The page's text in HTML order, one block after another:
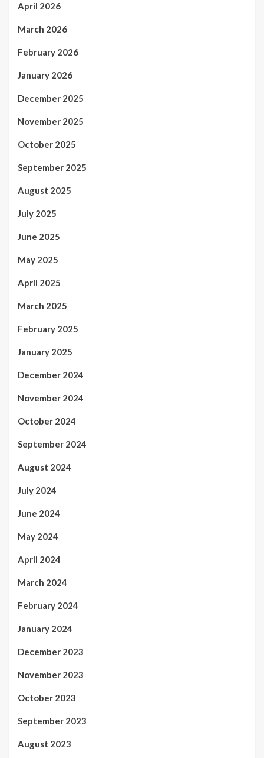
April 2026
March 2026
February 2026
January 2026
December 2025
November 2025
October 2025
September 2025
August 2025
July 2025
June 2025
May 2025
April 2025
March 2025
February 2025
January 2025
December 2024
November 2024
October 2024
September 2024
August 2024
July 2024
June 2024
May 2024
April 2024
March 2024
February 2024
January 2024
December 2023
November 2023
October 2023
September 2023
August 2023